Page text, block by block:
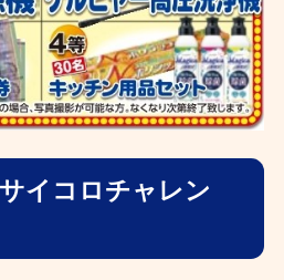
イコロチャレン